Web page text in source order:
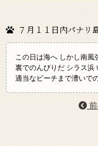
７月１１日内パナリ
この日は海へ しかし南風
裏でのんびりだ シラス浜
適当なビーチまで漕いで